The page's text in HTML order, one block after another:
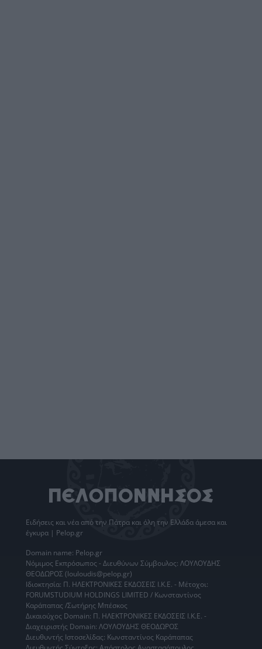
Ειδήσεις και νέα από την Πάτρα και όλη την Ελλάδα άμεσα και
έγκυρα | Pelop.gr
Domain name: Pelop.gr
Νόμιμος Εκπρόσωπος - Διευθύνων Σύμβουλος: ΛΟΥΛΟΥΔΗΣ
ΘΕΟΔΩΡΟΣ (louloudis@pelop.gr)
Ιδιοκτησία: Π. ΗΛΕΚΤΡΟΝΙΚΕΣ ΕΚΔΟΣΕΙΣ Ι.Κ.Ε. - Μέτοχοι:
FORUMSTUDIUM HOLDINGS LIMITED / Κωνσταντίνος
Καράπαπας /Σωτήρης Μπέσκος
Δικαιούχος Domain: Π. ΗΛΕΚΤΡΟΝΙΚΕΣ ΕΚΔΟΣΕΙΣ Ι.Κ.Ε. -
Διαχειριστής Domain: ΛΟΥΛΟΥΔΗΣ ΘΕΟΔΩΡΟΣ
Διευθυντής Ιστοσελίδας: Κωνσταντίνος Καράπαπας